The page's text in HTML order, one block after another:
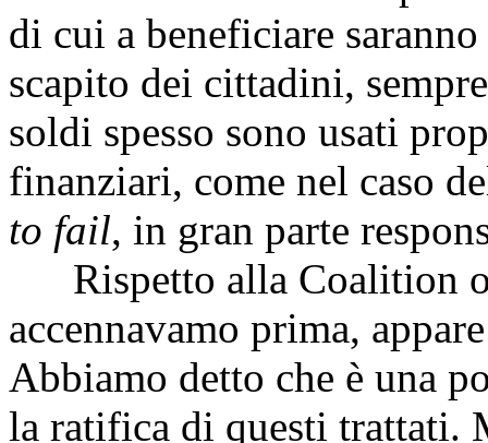
di cui a beneficiare
scapito dei cittadini,
soldi spesso sono usati
finanziari, come nel caso
to fail, in gran parte
Rispetto alla Coalition
accennavamo prima,
Abbiamo detto che è una
la ratifica di questi trattati.